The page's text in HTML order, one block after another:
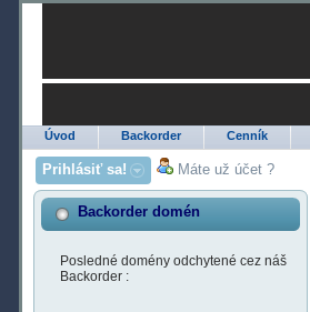
Úvod Backorder Cenník
Prihlásiť sa! Máte už účet ?
Backorder domén
Posledné domény odchytené cez náš
Backorder :